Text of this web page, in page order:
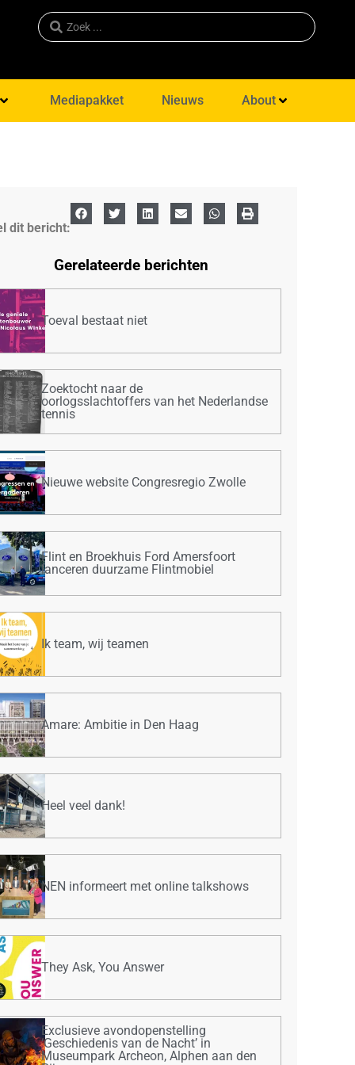
Mediapakket Nieuws About
dit bericht:
Gerelateerde berichten
Toeval bestaat niet
Zoektocht naar de
oorlogsslachtoffers van het Nederlandse
tennis
Nieuwe website Congresregio Zwolle
Flint en Broekhuis Ford Amersfoort
lanceren duurzame Flintmobiel
Ik team, wij teamen
Amare: Ambitie in Den Haag
Heel veel dank!
NEN informeert met online talkshows
They Ask, You Answer
Exclusieve avondopenstelling
‘Geschiedenis van de Nacht’ in
Museumpark Archeon, Alphen aan den